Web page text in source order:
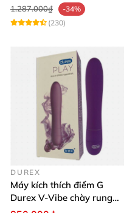
1.287.000₫
-34%
(230)
DUREX
Máy kích thích điểm G
Durex V-Vibe chày rung
tinh yêu không dây cao cấp